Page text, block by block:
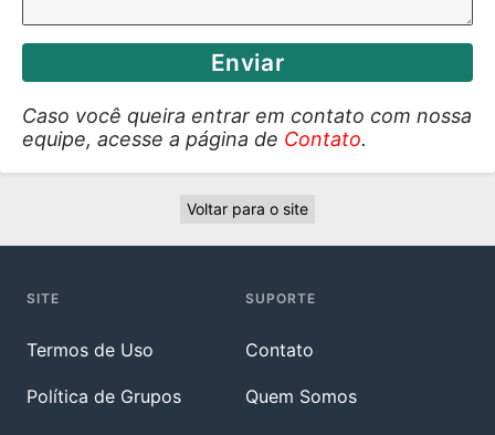
Enviar
Caso você queira entrar em contato com nossa
equipe, acesse a página de Contato.
Voltar para o site
SITE
Termos de Uso
Política de Grupos
SUPORTE
Contato
Quem Somos